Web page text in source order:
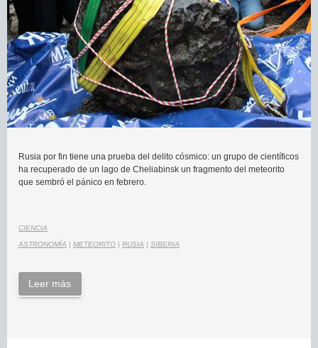
Rusia por fin tiene una prueba del delito cósmico: un grupo de científicos
ha recuperado de un lago de Cheliabinsk un fragmento del meteorito
que sembró el pánico en febrero.
CIENCIA
ASTRONOMÍA | METEORITO | RUSIA | SIBERIA
Leer más